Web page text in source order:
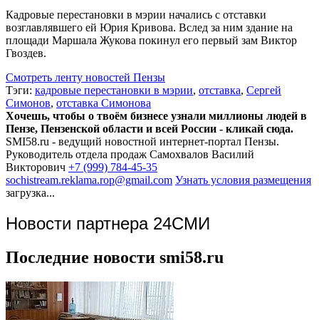
Кадровые перестановки в мэрии начались с отставки
возглавлявшего ей Юрия Кривова. Вслед за ним здание на
площади Маршала Жукова покинул его первый зам Виктор
Гвоздев.
Смотреть ленту новостей Пензы
Тэги: кадровые перестановки в мэрии, отставка, Сергей
Симонов, отставка Симонова
Хочешь, чтобы о твоём бизнесе узнали миллионы людей в
Пензе, Пензенской области и всей России - кликай сюда.
SMI58.ru - ведущий новостной интернет-портал Пензы.
Руководитель отдела продаж Самохвалов Василий
Викторович +7 (999) 784-45-35
sochistream.reklama.rop@gmail.com Узнать условия размещения
загрузка...
Новости партнера 24СМИ
Последние новости smi58.ru